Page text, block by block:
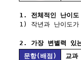
1. 전체적인 난이
1) 작년과 난이도가
2. 가장 변별력 있
문항(배점)
교